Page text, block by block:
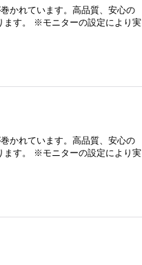
かれています。高品質、安心の
ます。 ※モニターの設定により実
かれています。高品質、安心の
ます。 ※モニターの設定により実